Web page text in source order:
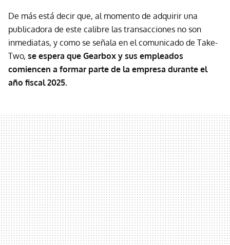
De más está decir que, al momento de adquirir una
publicadora de este calibre las transacciones no son
inmediatas, y como se señala en el comunicado de Take-
Two, se espera que Gearbox y sus empleados
comiencen a formar parte de la empresa durante el
año fiscal 2025.